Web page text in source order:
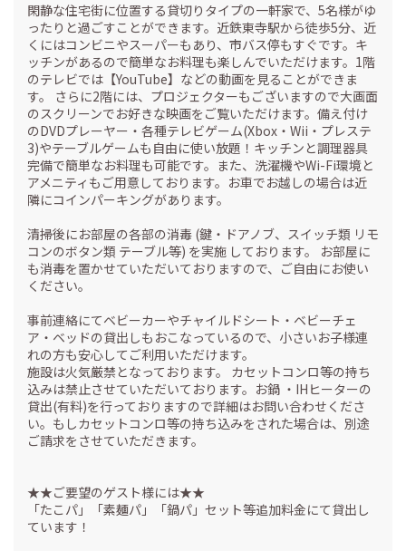
閑静な住宅街に位置する貸切りタイプの一軒家で、5名様がゆ
ったりと過ごすことができます。近鉄東寺駅から徒歩5分、近
くにはコンビニやスーパーもあり、市バス停もすぐです。キ
ッチンがあるので簡単なお料理も楽しんでいただけます。1階
のテレビでは【YouTube】などの動画を見ることができま
す。 さらに2階には、プロジェクターもございますので大画面
のスクリーンでお好きな映画をご覧いただけます。備え付け
のDVDプレーヤー・各種テレビゲーム(Xbox・Wii・プレステ
3)やテーブルゲームも自由に使い放題！キッチンと調理器具
完備で簡単なお料理も可能です。また、洗濯機やWi-Fi環境と
アメニティもご用意しております。お車でお越しの場合は近
隣にコインパーキングがあります。
清掃後にお部屋の各部の消毒 (鍵・ドアノブ、スイッチ類 リモ
コンのボタン類 テーブル等) を実施 しております。 お部屋に
も消毒を置かせていただいておりますので、ご自由にお使い
ください。
事前連絡にてベビーカーやチャイルドシート・ベビーチェ
ア・ベッドの貸出しもおこなっているので、小さいお子様連
れの方も安心してご利用いただけます。
施設は火気厳禁となっております。 カセットコンロ等の持ち
込みは禁止させていただいております。お鍋 ・IHヒーターの
貸出(有料)を行っておりますので詳細はお問い合わせくださ
い。もしカセットコンロ等の持ち込みをされた場合は、別途
ご請求をさせていただきます。
★★ご要望のゲスト様には★★
「たこパ」「素麺パ」「鍋パ」セット等追加料金にて貸出し
ています！